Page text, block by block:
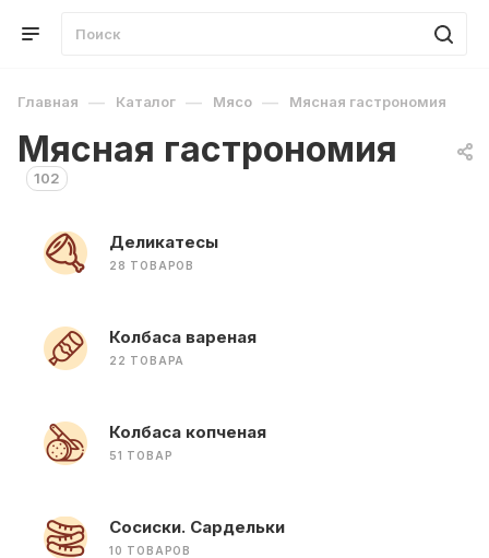
Главная — Каталог — Мясо — Мясная гастрономия
Мясная гастрономия
102
Деликатесы
28 ТОВАРОВ
Колбаса вареная
22 ТОВАРА
Колбаса копченая
51 ТОВАР
Сосиски. Сардельки
10 ТОВАРОВ